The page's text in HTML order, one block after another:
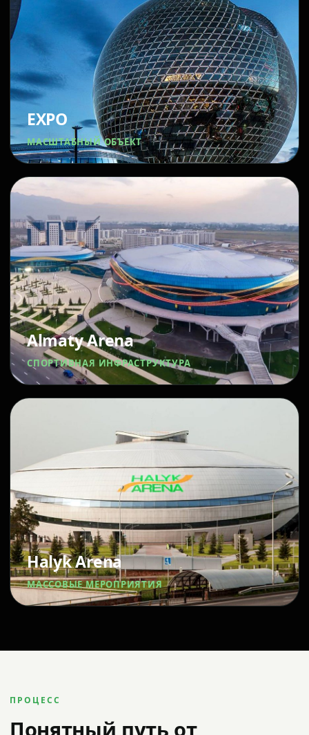
EXPO
МАСШТАБНЫЙ ОБЪЕКТ
Almaty Arena
СПОРТИВНАЯ ИНФРАСТРУКТУРА
Halyk Arena
МАССОВЫЕ МЕРОПРИЯТИЯ
ПРОЦЕСС
Понятный путь от